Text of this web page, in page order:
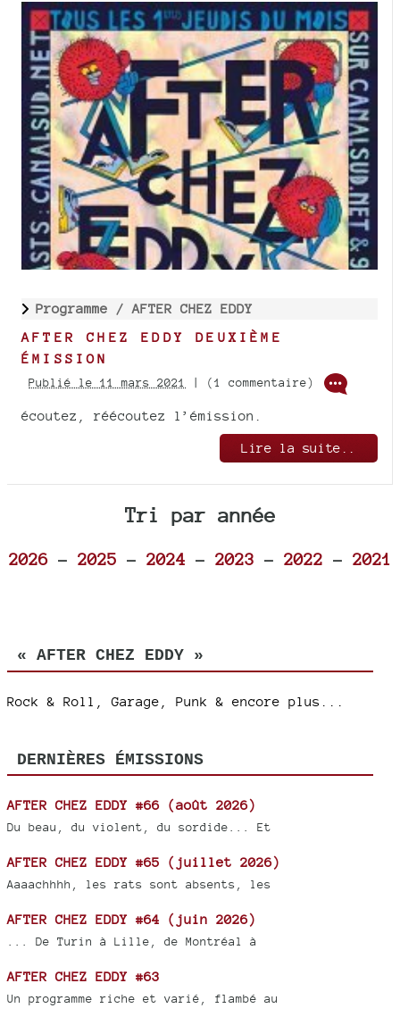
Programme / AFTER CHEZ EDDY
AFTER CHEZ EDDY DEUXIÈME
ÉMISSION
Publié le 11 mars 2021 | (1 commentaire)
écoutez, réécoutez l’émission.
Lire la suite..
Tri par année
2026- 2025 - 2024 - 2023 - 2022 - 2021
« AFTER CHEZ EDDY »
Rock & Roll, Garage, Punk & encore plus...
DERNIÈRES ÉMISSIONS
AFTER CHEZ EDDY #66 (août 2026)
Du beau, du violent, du sordide... Et
AFTER CHEZ EDDY #65 (juillet 2026)
Aaaachhhh, les rats sont absents, les
AFTER CHEZ EDDY #64 (juin 2026)
... De Turin à Lille, de Montréal à
AFTER CHEZ EDDY #63
Un programme riche et varié, flambé au